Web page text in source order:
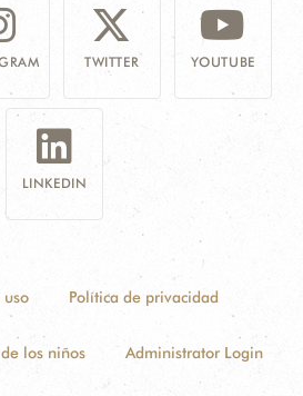
TWITTER YOUTUBE
LINKEDIN
uso Política de privacidad
los niños Administrator Login